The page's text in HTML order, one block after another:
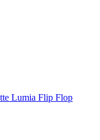
Lumia Flip Flop